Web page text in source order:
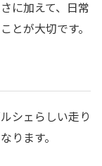
に加えて、日常
とが大切です。
シェらしい走り
ります。